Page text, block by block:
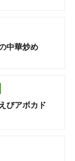
中華炒め
びアボカド